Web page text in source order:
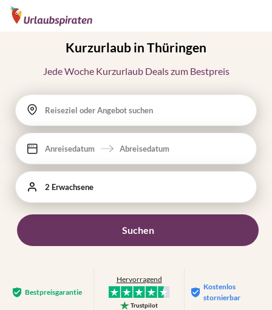
Kurzurlaub in Thüringen
Jede Woche Kurzurlaub Deals zum Bestpreis
Reiseziel oder Angebot suchen
Anreisedatum Abreisedatum
2 Erwachsene
Suchen
Bestpreis­garantie
Hervorragend
Trustpilot
Kostenlos
stornierbar